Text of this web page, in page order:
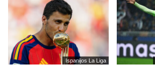
Ispanijos La Liga